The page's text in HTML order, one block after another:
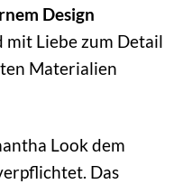
Design
mit Liebe zum Detail
Materialien
Look dem
Das